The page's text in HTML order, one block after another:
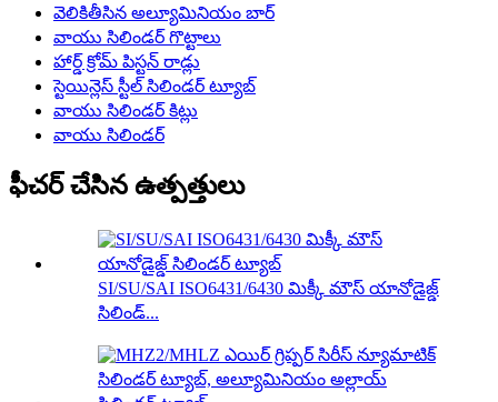
వెలికితీసిన అల్యూమినియం బార్
వాయు సిలిండర్ గొట్టాలు
హార్డ్ క్రోమ్ పిస్టన్ రాడ్లు
స్టెయిన్లెస్ స్టీల్ సిలిండర్ ట్యూబ్
వాయు సిలిండర్ కిట్లు
వాయు సిలిండర్
ఫీచర్ చేసిన ఉత్పత్తులు
SI/SU/SAI ISO6431/6430 మిక్కీ మౌస్ యానోడైజ్డ్
సిలిండ్...